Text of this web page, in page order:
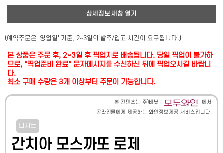
상세정보 새창 열기
(예약주문은 '영업일' 기준, 2~3일의 발주/입고 시간이 요구됩니다.)
본 상품은 주문 후, 2~3일 후 픽업지로 배송됩니다. 당일 픽업이 불가하
므로, "픽업준비 완료" 문자메시지를 수신하신 뒤에 픽업오시길 바랍니
다.
최소 구매 수량은 3개 이상부터 주문이 가능합니다.
본 컨텐츠는 주)비닛
에서
온라인몰에게 제공하는 와인정보제공 서비스입니다.
디저트
간치아 모스까또 로제